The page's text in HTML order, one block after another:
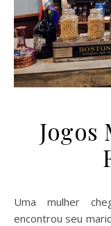
Jogos
Uma mulher chegou inesperadamente em casa e
encontrou seu